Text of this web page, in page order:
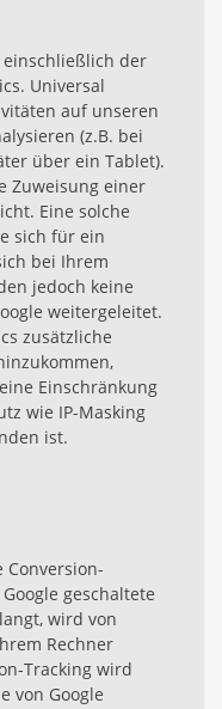
einschließlich der
Universal
auf unseren
(z.B. bei
über ein Tablet).
Zuweisung einer
Eine solche
sich für ein
bei Ihrem
jedoch keine
weitergeleitet.
zusätzliche
Einschränkung
wie IP-Masking
ist.
Conversion-
geschaltete
wird von
Rechner
Tracking wird
von Google